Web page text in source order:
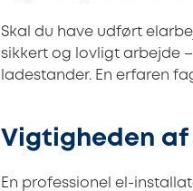
Skal du have udført
sikkert og lovligt arbejde
ladestander. En erfaren
Vigtigheden
En professionel el-